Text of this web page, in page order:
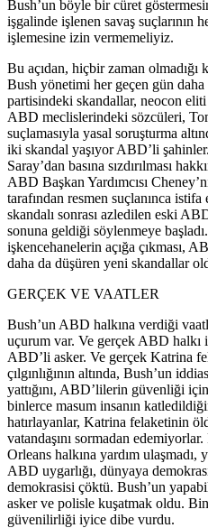
Bush’un böyle bir cüret
işgalinde işlenen savaş suçlarının
işlemesine izin vermemeliyiz.
Bu açıdan, hiçbir zaman olmadığı
Bush yönetimi her geçen gün daha
partisindeki skandallar, neocon
ABD meclislerindeki sözcüleri,
suçlamasıyla yasal soruşturma
iki skandal yaşıyor ABD’li
Saray’dan basına sızdırılması
ABD Başkan Yardımcısı
tarafından resmen suçlanınca
skandalı sonrası azledilen eski
sonuna geldiği söylenmeye
işkencehanelerin açığa çıkması,
daha da düşüren yeni skandallar
GERÇEK VE VAATLER
Bush’un ABD halkına verdiği
uçurum var. Ve gerçek ABD
ABD’li asker. Ve gerçek Katrina
çılgınlığının altında, Bush’un
yattığını, ABD’lilerin güvenliği
binlerce masum insanın
hatırlayanlar, Katrina felaketinin
vatandaşını sormadan
Orleans halkına yardım ulaşmadı,
ABD uygarlığı, dünyaya
demokrasisi çöktü. Bush’un
asker ve polisle kuşatmak oldu.
güvenilirliği iyice dibe vurdu.